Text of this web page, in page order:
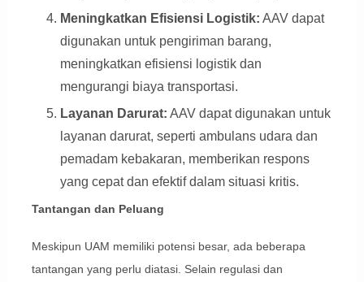
Meningkatkan Efisiensi Logistik: AAV dapat
digunakan untuk pengiriman barang,
meningkatkan efisiensi logistik dan
mengurangi biaya transportasi.
Layanan Darurat: AAV dapat digunakan untuk
layanan darurat, seperti ambulans udara dan
pemadam kebakaran, memberikan respons
yang cepat dan efektif dalam situasi kritis.
Tantangan dan Peluang
Meskipun UAM memiliki potensi besar, ada beberapa
tantangan yang perlu diatasi. Selain regulasi dan